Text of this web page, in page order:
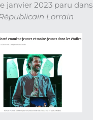
janvier 2023 paru dans
Lorrain